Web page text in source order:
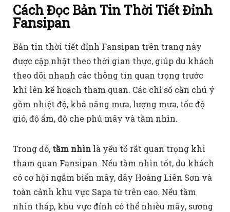
Cách Đọc Bản Tin Thời Tiết Đỉnh
Fansipan
Bản tin thời tiết đỉnh Fansipan trên trang này
được cập nhật theo thời gian thực, giúp du khách
theo dõi nhanh các thông tin quan trọng trước
khi lên kế hoạch tham quan. Các chỉ số cần chú ý
gồm nhiệt độ, khả năng mưa, lượng mưa, tốc độ
gió, độ ẩm, độ che phủ mây và tầm nhìn.
Trong đó, tầm nhìn là yếu tố rất quan trọng khi
tham quan Fansipan. Nếu tầm nhìn tốt, du khách
có cơ hội ngắm biển mây, dãy Hoàng Liên Sơn và
toàn cảnh khu vực Sapa từ trên cao. Nếu tầm
nhìn thấp, khu vực đỉnh có thể nhiều mây, sương